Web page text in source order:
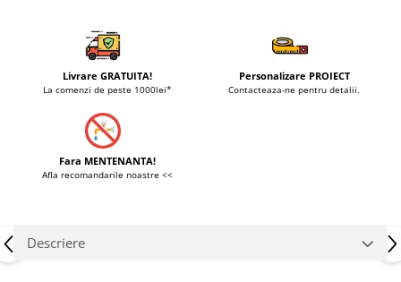
Livrare GRATUITA!
La comenzi de peste 1000lei*
Personalizare PROIECT
Contacteaza-ne pentru detalii.
Fara MENTENANTA!
Afla recomandarile noastre <<
Descriere